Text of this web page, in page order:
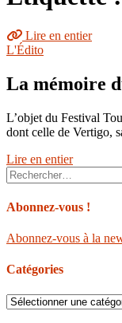
Lire en entier
L'Édito
La mémoire
L’objet du Festival
dont celle de Vertigo,
Lire en entier
Rechercher :
Abonnez-vous !
Abonnez-vous à la
Catégories
Catégories